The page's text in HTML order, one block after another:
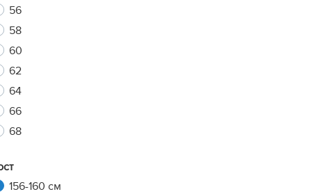
56
58
60
62
64
66
68
156-160 см